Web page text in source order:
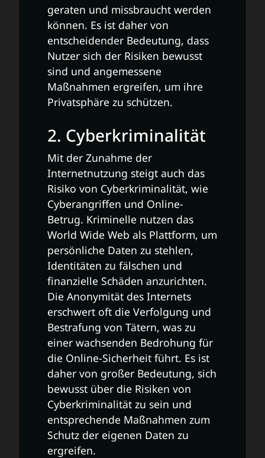
geraten und missbraucht werden
können. Es ist daher von
entscheidender Bedeutung, dass
Nutzer sich der Risiken bewusst
sind und angemessene
Maßnahmen ergreifen, um ihre
Privatsphäre zu schützen.
2. Cyberkriminalität
Mit der Zunahme der
Internetnutzung steigt auch das
Risiko von Cyberkriminalität, wie
Cyberangriffen und Online-
Betrug. Kriminelle nutzen das
World Wide Web als Plattform, um
persönliche Daten zu stehlen,
Identitäten zu fälschen und
finanzielle Schäden anzurichten.
Die Anonymität des Internets
erschwert oft die Verfolgung und
Bestrafung von Tätern, was zu
einer wachsenden Bedrohung für
die Online-Sicherheit führt. Es ist
daher von großer Bedeutung, sich
bewusst über die Risiken von
Cyberkriminalität zu sein und
entsprechende Maßnahmen zum
Schutz der eigenen Daten zu
ergreifen.